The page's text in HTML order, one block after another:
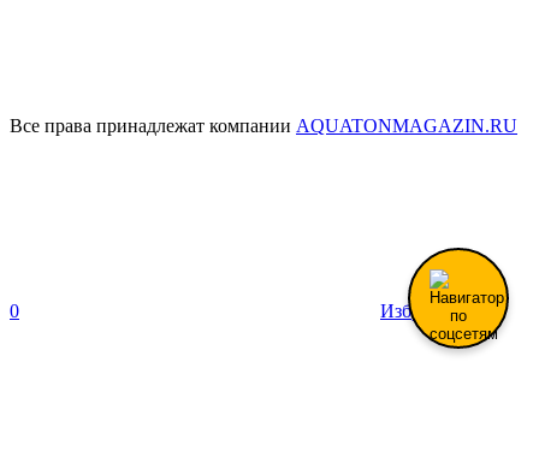
Все права принадлежат компании AQUATONMAGAZIN.RU
0 Избранное